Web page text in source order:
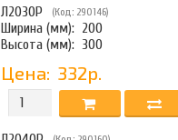
Л2030Р (Код: 290146)
Ширина (мм): 200
Высота (мм): 300
Цена: 332р.